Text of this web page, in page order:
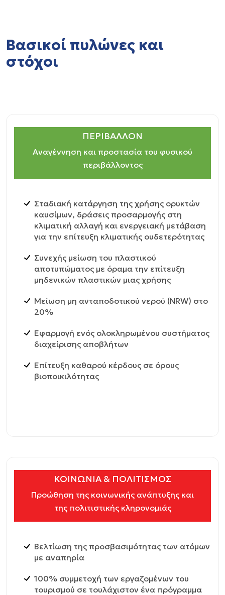
Bασικοί πυλώνες και
στόχοι
ΠΕΡΙΒΑΛΛΟΝ
Αναγέννηση και προστασία του φυσικού
περιβάλλοντος
Σταδιακή κατάργηση της χρήσης ορυκτών
καυσίμων, δράσεις προσαρμογής στη
κλιματική αλλαγή και ενεργειακή μετάβαση
για την επίτευξη κλιματικής ουδετερότητας
Συνεχής μείωση του πλαστικού
αποτυπώματος με όραμα την επίτευξη
μηδενικών πλαστικών μιας χρήσης
Μείωση μη ανταποδοτικού νερού (NRW) στο
20%
Εφαρμογή ενός ολοκληρωμένου συστήματος
διαχείρισης αποβλήτων
Επίτευξη καθαρού κέρδους σε όρους
βιοποικιλότητας
ΚΟΙΝΩΝΙΑ & ΠΟΛΙΤΙΣΜΟΣ
Προώθηση της κοινωνικής ανάπτυξης και
της πολιτιστικής κληρονομιάς
Βελτίωση της προσβασιμότητας των ατόμων
με αναπηρία
100% συμμετοχή των εργαζομένων του
τουρισμού σε τουλάχιστον ένα πρόγραμμα